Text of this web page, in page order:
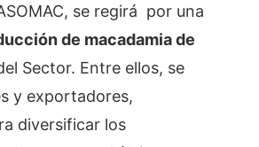
se regirá por una
de macadamia de
Sector. Entre ellos, se
y exportadores,
diversificar los